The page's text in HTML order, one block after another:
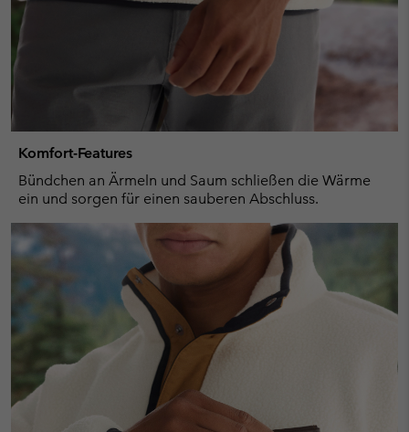
Komfort-Features
Bündchen an Ärmeln und Saum schließen die Wärme
ein und sorgen für einen sauberen Abschluss.